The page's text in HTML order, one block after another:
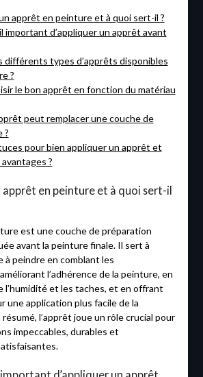
apprêt en peinture et à quoi sert-il ?
important d’appliquer un apprêt avant
différents types d’apprêts disponibles
?
le bon apprêt en fonction du matériau
peut remplacer une couche de
?
pour bien appliquer un apprêt et
?
apprêt en peinture et à quoi sert-il
est une couche de préparation
avant la peinture finale. Il sert à
à peindre en comblant les
l’adhérence de la peinture, en
et les taches, et en offrant
une application plus facile de la
l’apprêt joue un rôle crucial pour
impeccables, durables et